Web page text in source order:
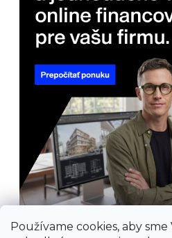
Používame cookies, aby sme